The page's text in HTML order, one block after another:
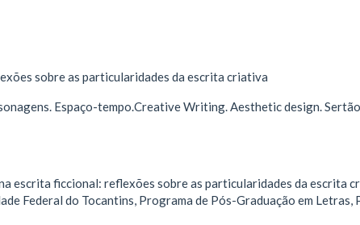
sobre as particularidades da escrita criativa
Espaço-tempo.Creative Writing. Aesthetic design.
escrita ficcional: reflexões sobre as particularidades da escrita
Federal do Tocantins, Programa de Pós-Graduação em Letras,